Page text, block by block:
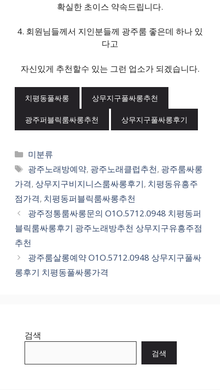
확실한 초이스 약속드립니다.
4. 회원님들께서 지인분들께 광주룸 좋은데 하나 있
다고
자신있게 추천할수 있는 그런 업소가 되겠습니다.
치평동풀싸롱 상무지구풀싸롱추천
광주퍼블릭룸싸롱추천 상무지구풀싸롱후기
카
테
고
리
미분류
태
그
광주노래방예약, 광주노래클럽추천, 광주룸싸롱
가격, 상무지구비지니스룸싸롱후기, 치평동유흥주
점가격, 치평동퍼블릭룸싸롱추천
광주정통룸싸롱문의 O1O.5712.0948 치평동퍼
블릭룸싸롱후기 광주노래방추천 상무지구유흥주점
추천
광주룸살롱예약 O1O.5712.0948 상무지구풀싸
롱후기 치평동풀싸롱가격
검색
검색